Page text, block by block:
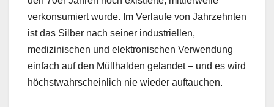
verkonsumiert wurde. Im Verlaufe von Jahrzehnten
ist das Silber nach seiner industriellen,
medizinischen und elektronischen Verwendung
einfach auf den Müllhalden gelandet – und es wird
höchstwahrscheinlich nie wieder auftauchen.